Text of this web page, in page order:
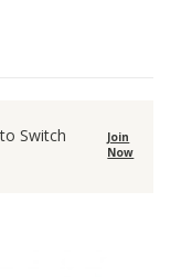
Switch
Join
Now